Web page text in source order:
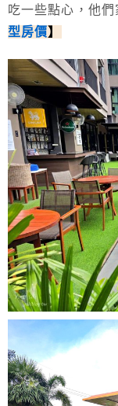
吃一些點心，他
型房價】